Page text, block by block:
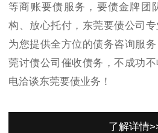
等商账要债服务，要债金牌团
构、放心托付，东莞要债公司
为您提供全方位的债务咨询服
莞讨债公司催收债务，不成功
电洽谈东莞要债业务！
了解详情